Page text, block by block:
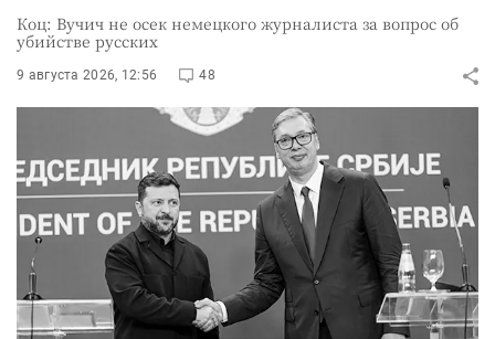
Коц: Вучич не осек немецкого журналиста за вопрос об
убийстве русских
9 августа 2026, 12:56 48